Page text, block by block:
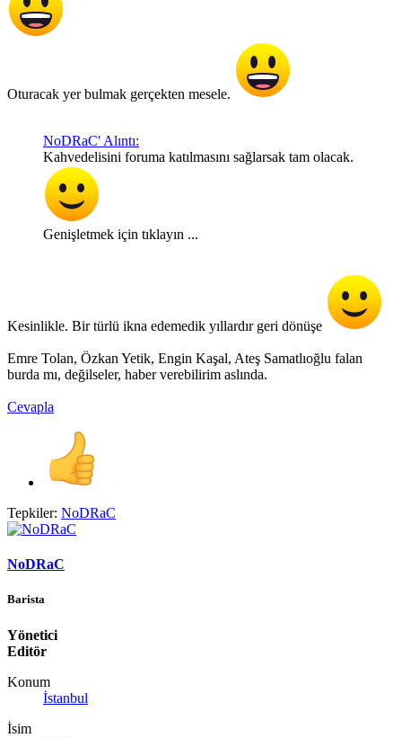
Oturacak yer bulmak gerçekten mesele.
NoDRaC' Alıntı:
Kahvedelisini foruma katılmasını sağlarsak tam olacak.
Genişletmek için tıklayın ...
Kesinlikle. Bir türlü ikna edemedik yıllardır geri dönüşe
Emre Tolan, Özkan Yetik, Engin Kaşal, Ateş Samatlıoğlu falan
burda mı, değilseler, haber verebilirim aslında.
Cevapla
Tepkiler: NoDRaC
NoDRaC
Barista
Yönetici
Editör
Konum
İstanbul
İsim